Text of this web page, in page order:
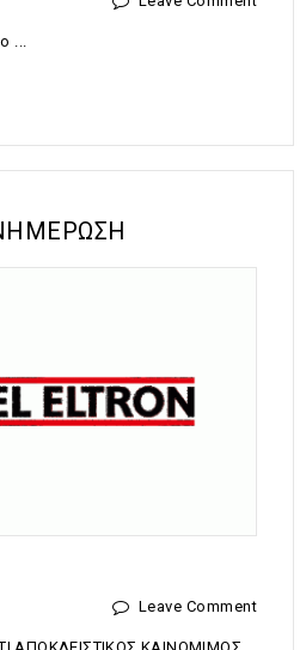
...
Leave Comment